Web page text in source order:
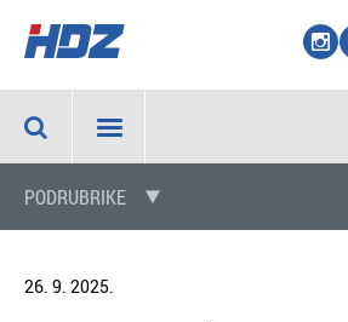
PODRUBRIKE
26. 9. 2025.